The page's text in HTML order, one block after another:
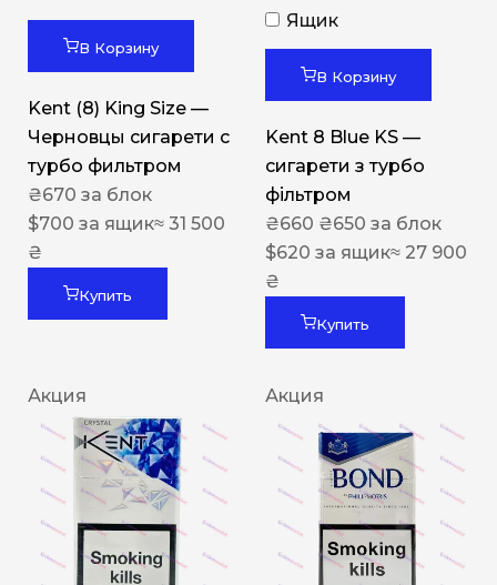
В Корзину
Kent (8) King Size —
Черновцы сигарети с
турбо фильтром
₴670 за блок
$700 за ящик≈ 31 500
₴
Купить
Ящик
В Корзину
Kent 8 Blue KS —
сигарети з турбо
фільтром
₴660 ₴650 за блок
$620 за ящик≈ 27 900
₴
Купить
Акция Акция